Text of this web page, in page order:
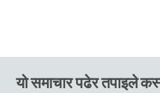
यो समाचार पढेर तपाइले